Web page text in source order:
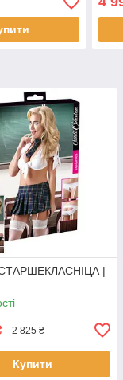
|
2 825 ₴
Купити